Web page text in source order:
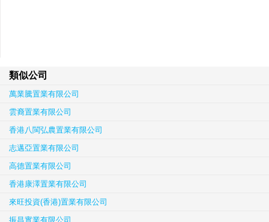
類似公司
萬業騰置業有限公司
雲裔置業有限公司
香港八閩弘農置業有限公司
志邁亞置業有限公司
高德置業有限公司
香港康澤置業有限公司
來旺投資(香港)置業有限公司
振昌實業有限公司